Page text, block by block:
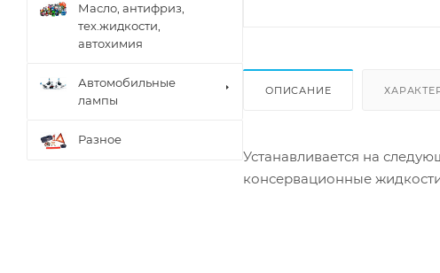
ОПИСАНИЕ
Устанавливается на
консервационные
Масло, антифриз,
тех.жидкости,
автохимия
Автомобильные
лампы
Разное